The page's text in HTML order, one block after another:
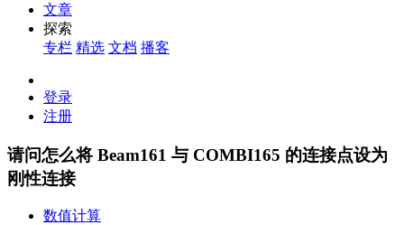
文章
探索
专栏 精选 文档 播客
登录
注册
请问怎么将 Beam161 与 COMBI165 的连接点设为
刚性连接
数值计算